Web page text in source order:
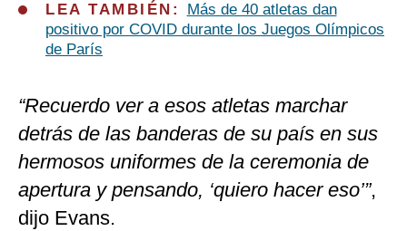
LEA TAMBIÉN:
Más de 40 atletas dan
positivo por COVID durante los Juegos Olímpicos
de París
“Recuerdo ver a esos atletas marchar
detrás de las banderas de su país en sus
hermosos uniformes de la ceremonia de
apertura y pensando, ‘quiero hacer eso’”,
dijo Evans.